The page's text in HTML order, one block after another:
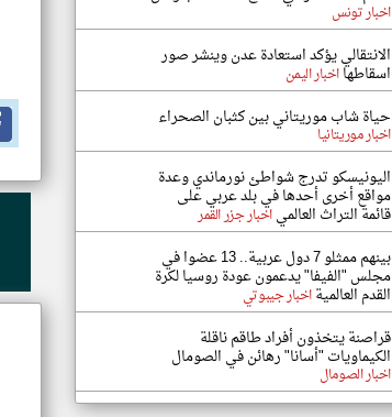
اخبار تونس
الانتقالي يؤكد استعادة عدن وينشر صور
اسقاطهااخبار اليمن
حياة شاب موريتاني بين كثبان الصحراء
اخبار موريتانيا
اليونيسكو تدرج شواطئ نورماندي وعدة
مواقع أخرى أحدها في بلد عربي على
قائمة التراث العالمياخبار جزر القمر
بينهم ممثلو 7 دول عربية.. 13 عضوا في
مجلس "الفيفا" يدعمون عودة روسيا لكرة
القدم العالميةاخبار جيبوتي
قراصنة يتخذون أفراد طاقم ناقلة
الكيماويات "أسانا" رهائن في الصومال
اخبار الصومال